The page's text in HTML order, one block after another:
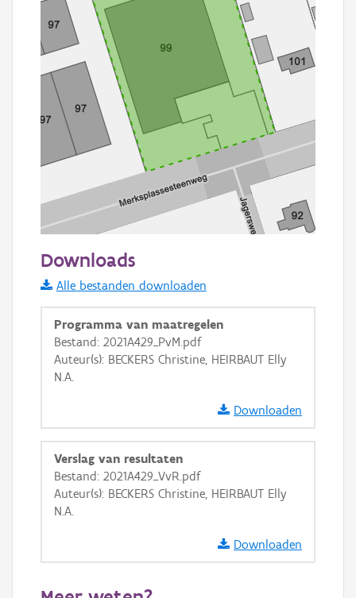
Informatie Vlaanderen
i
+ −
Basis Lagen
GRB-Basiskaart
GRB-Basiskaart in grijswaarden
Downloads
Alle bestanden downloaden
Programma van maatregelen
Bestand: 2021A429_PvM.pdf
Auteur(s): BECKERS Christine, HEIRBAUT Elly
N.A.
Downloaden
Verslag van resultaten
Bestand: 2021A429_VvR.pdf
Auteur(s): BECKERS Christine, HEIRBAUT Elly
N.A.
Downloaden